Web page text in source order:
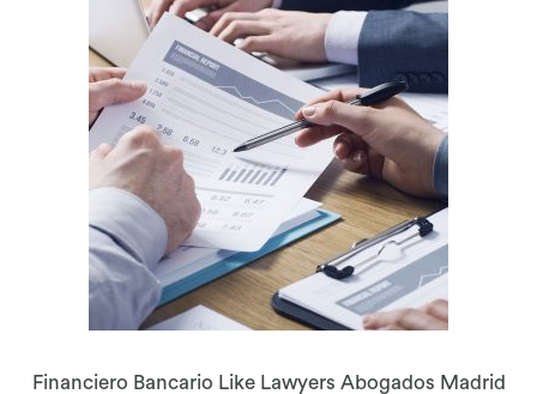
CONTACTO
Financiero Bancario Like Lawyers Abogados Madrid